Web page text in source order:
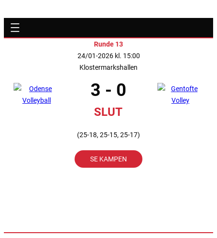
Runde 13
24/01-2026 kl. 15:00
Klostermarkshallen
3 - 0
SLUT
(25-18, 25-15, 25-17)
SE KAMPEN